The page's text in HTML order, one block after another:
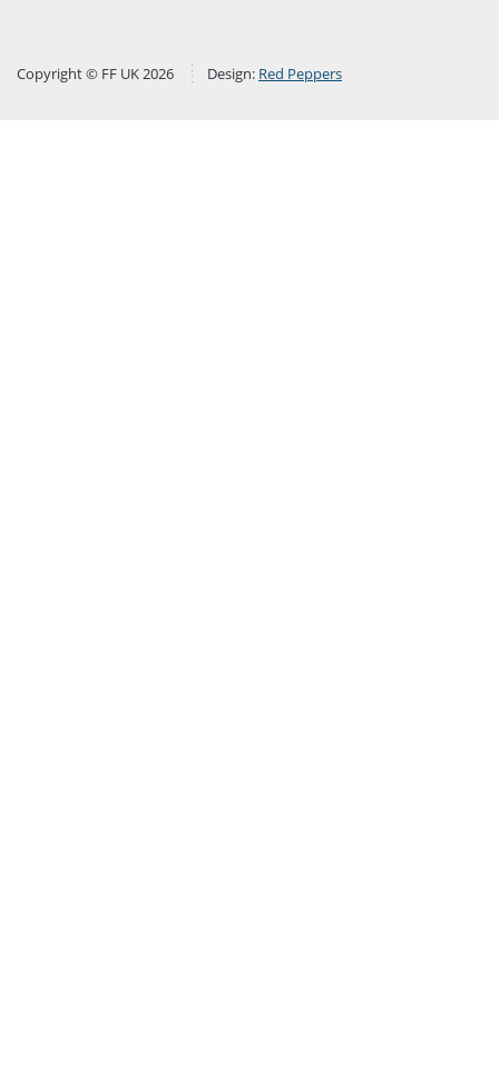
Copyright © FF UK 2026 Design: Red Peppers